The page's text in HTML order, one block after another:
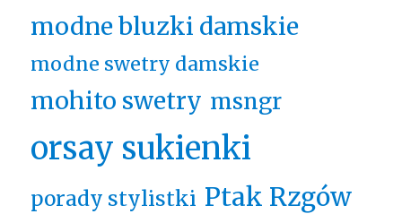
modne bluzki damskie
modne swetry damskie
mohito swetry msngr
orsay sukienki
porady stylistki Ptak Rzgów